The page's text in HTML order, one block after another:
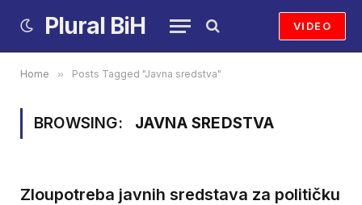
Plural BiH VIDEO
Home » Posts Tagged "Javna sredstva"
BROWSING: JAVNA SREDSTVA
Zloupotreba javnih sredstava za političku